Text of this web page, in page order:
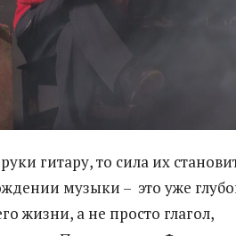
гитару, то сила их
музыки – это уже
жизни, а не просто глагол,